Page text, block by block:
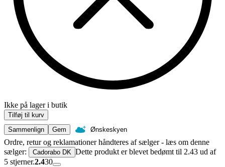
Ikke på lager i butik
Tilføj til kurv
Sammenlign
Gem Ønskeskyen
Ordre, retur og reklamationer håndteres af sælger - læs om denne
sælger:
Cadorabo DK Dette produkt er blevet bedømt til 2.43 ud af
5 stjerner.2.430